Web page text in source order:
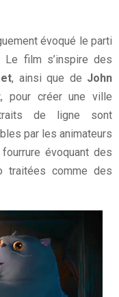
évoqué le parti
Le film s’inspire des
, ainsi que de John
, pour créer une ville
de ligne sont
par les animateurs
évoquant des
traitées comme des